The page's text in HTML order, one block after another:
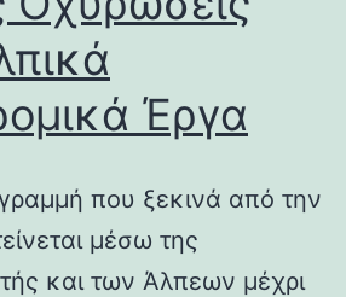
Έργα
που ξεκινά από την
μέσω της
και των Άλπεων μέχρι